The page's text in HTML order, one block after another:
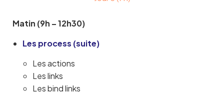
Matin (9h – 12h30)
Les process (suite)
Les actions
Les links
Les bind links